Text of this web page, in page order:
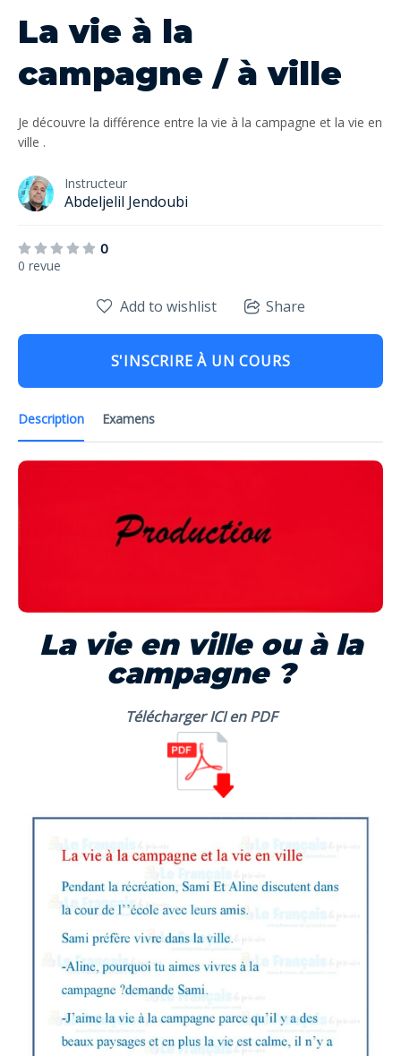
La vie à la
campagne / à ville
Je découvre la différence entre la vie à la campagne et la vie en
ville .
Instructeur
Abdeljelil Jendoubi
0
0 revue
Description Examens
La vie en ville ou à la
campagne ?
Télécharger ICI en PDF
Add to wishlist Share
S'INSCRIRE À UN COURS